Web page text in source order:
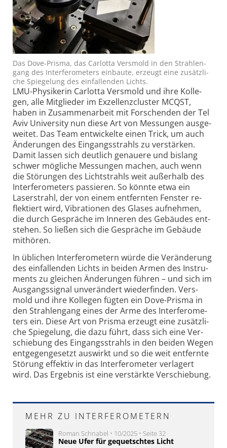
Das Dove-Prisma, das Car­lotta Vers­mold in den Strah­len­
gang des In­ter­fe­ro­me­ters ein­bau­te, er­zeugt eine zu­sätz­li­
che Spie­ge­lung des ein­fal­len­den Lichts.
LMU-Physi­kerin Carlotta Vers­mold und ihre Kol­le­
gen, alle Mit­glie­der im Ex­zel­lenz­clus­ter MCQST,
haben in Zu­sam­men­arbeit mit For­schen­den der Tel
Aviv Uni­ver­sity nun diese Art von Mes­sung­en aus­ge­
wei­tet. Das Team ent­wick­elte einen Trick, um auch
Än­de­rung­en des Ein­gangs­strahls zu ver­stär­ken.
Damit las­sen sich deut­lich ge­naue­re und bis­lang
schwer mög­li­che Mes­sung­en ma­chen, auch wenn
die Stö­rung­en des Licht­strahls weit außer­halb des
In­ter­fe­ro­me­ters pas­sie­ren. So könnte etwa ein
Laser­strahl, der von ei­nem ent­fern­ten Fens­ter re­
flek­tiert wird, Vi­bra­tio­nen des Gla­ses auf­neh­men,
die durch Ge­sprä­che im In­ne­ren des Ge­bäu­des ent­
ste­hen. So ließen sich die Ge­sprä­che im Ge­bäu­de
mit­hören.
In üblichen Interfero­metern würde die Ver­ände­rung
des ein­fal­len­den Lichts in bei­den Armen des In­stru­
ments zu glei­chen Än­de­rungen füh­ren – und sich im
Aus­gangs­signal un­ver­än­dert wie­der­fin­den. Vers­
mold und ihre Kol­le­gen füg­ten ein Dove-Prisma in
den Strah­len­gang ei­nes der Ar­me des In­ter­fe­ro­me­
ters ein. Diese Art von Pris­ma er­zeugt eine zu­sätz­li­
che Spie­ge­lung, die dazu führt, dass sich eine Ver­
schie­bung des Ein­gangs­strahls in den bei­den We­gen
ent­ge­gen­ge­setzt aus­wirkt und so die weit ent­fern­te
Stö­rung ef­fek­tiv in das In­ter­fe­ro­me­ter ver­la­gert
wird. Das Er­geb­nis ist eine ver­stärk­te Ver­schie­bung.
MEHR ZU INTERFEROMETERN
Roman Schnabel • 10/2025 • Seite 32
Neue Ufer für gequetschtes Licht